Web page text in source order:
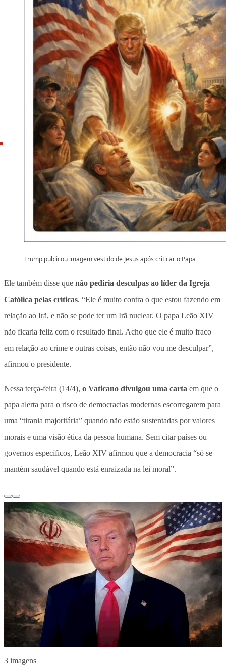
Trump publicou imagem vestido de Jesus após criticar o Papa
Ele também disse que não pediria desculpas ao líder da Igreja
Católica pelas críticas. “Ele é muito contra o que estou fazendo em
relação ao Irã, e não se pode ter um Irã nuclear. O papa Leão XIV
não ficaria feliz com o resultado final. Acho que ele é muito fraco
em relação ao crime e outras coisas, então não vou me desculpar”,
afirmou o presidente.
Nessa terça-feira (14/4), o Vaticano divulgou uma carta em que o
papa alerta para o risco de democracias modernas escorregarem para
uma “tirania majoritária” quando não estão sustentadas por valores
morais e uma visão ética da pessoa humana. Sem citar países ou
governos específicos, Leão XIV afirmou que a democracia “só se
mantém saudável quando está enraizada na lei moral”.
3 imagens